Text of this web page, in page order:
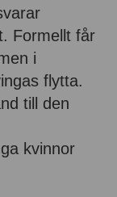
Formellt får
i
flytta.
till den
kvinnor